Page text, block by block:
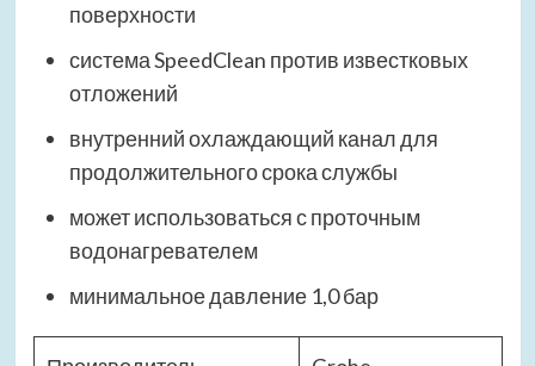
поверхности
система SpeedClean против известковых
отложений
внутренний охлаждающий канал для
продолжительного срока службы
может использоваться с проточным
водонагревателем
минимальное давление 1,0 бар